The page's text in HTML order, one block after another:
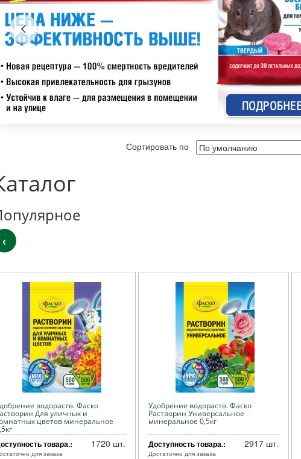
Сортировать по
‹
водораств. Фаско
Для уличных и
цветов минеральное
товара.:
для заказа
1720 шт.
Удобрение водораств. Фаско
Растворин Универсальное
минеральное 0,5кг
Доступность товара.:
Достаточно для заказа
2917 шт.